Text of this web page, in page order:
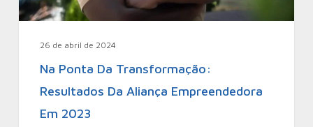
26 de abril de 2024
Na Ponta Da Transformação:
Resultados Da Aliança Empreendedora
Em 2023